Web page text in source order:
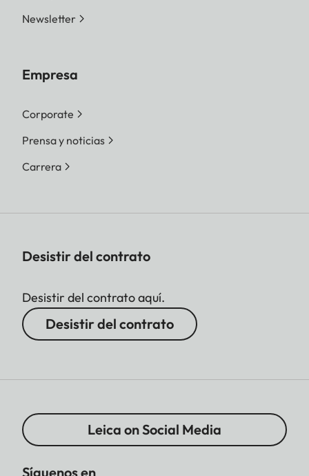
Newsletter
Empresa
Corporate
Prensa y noticias
Carrera
Desistir del contrato
Desistir del contrato aquí.
Desistir del contrato
Leica on Social Media
Síguenos en